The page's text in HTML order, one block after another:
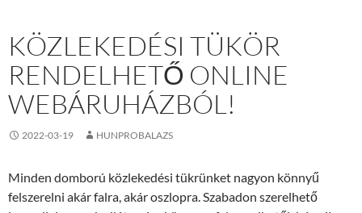
KÖZLEKEDÉSI TÜKÖR
RENDELHETŐ ONLINE
WEBÁRUHÁZBÓL!
2022-03-19 HUNPROBALAZS
Minden domború közlekedési tükrünket nagyon könnyű
felszerelni akár falra, akár oszlopra. Szabadon szerelhető